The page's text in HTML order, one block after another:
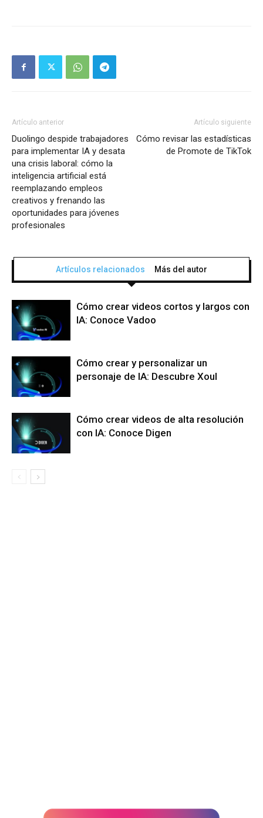
Artículo anterior
Duolingo despide trabajadores
para implementar IA y desata
una crisis laboral: cómo la
inteligencia artificial está
reemplazando empleos
creativos y frenando las
oportunidades para jóvenes
profesionales
Artículo siguiente
Cómo revisar las estadísticas
de Promote de TikTok
Artículos relacionados Más del autor
Cómo crear videos cortos y largos con
IA: Conoce Vadoo
Cómo crear y personalizar un
personaje de IA: Descubre Xoul
Cómo crear videos de alta resolución
con IA: Conoce Digen